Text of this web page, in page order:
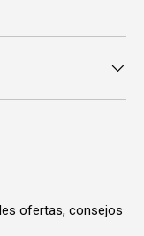
ofertas, consejos